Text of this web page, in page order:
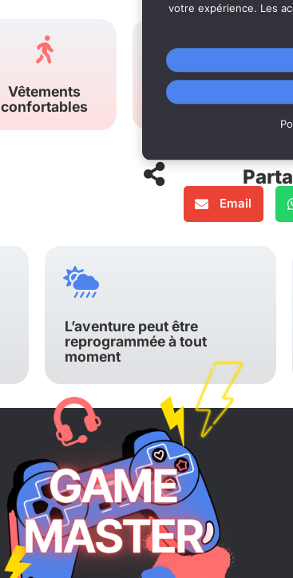
Vêtements
confortables
Connexion
Internet
Email
L’aventure peut être
reprogrammée à tout
moment
votre expérience. Les